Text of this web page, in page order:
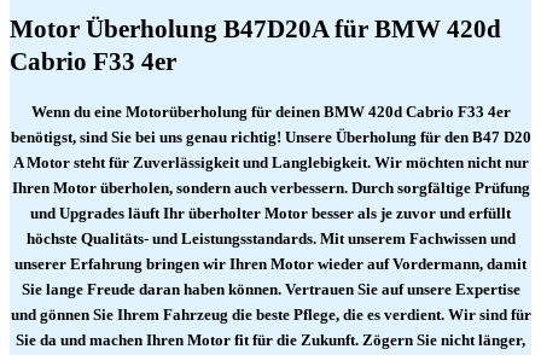
Motor Überholung B47D20A für BMW 420d
Cabrio F33 4er
Wenn du eine Motorüberholung für deinen BMW 420d Cabrio F33 4er
benötigst, sind Sie bei uns genau richtig! Unsere Überholung für den B47 D20
A Motor steht für Zuverlässigkeit und Langlebigkeit. Wir möchten nicht nur
Ihren Motor überholen, sondern auch verbessern. Durch sorgfältige Prüfung
und Upgrades läuft Ihr überholter Motor besser als je zuvor und erfüllt
höchste Qualitäts- und Leistungsstandards. Mit unserem Fachwissen und
unserer Erfahrung bringen wir Ihren Motor wieder auf Vordermann, damit
Sie lange Freude daran haben können. Vertrauen Sie auf unsere Expertise
und gönnen Sie Ihrem Fahrzeug die beste Pflege, die es verdient. Wir sind für
Sie da und machen Ihren Motor fit für die Zukunft. Zögern Sie nicht länger,